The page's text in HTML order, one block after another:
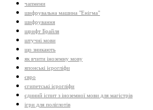
чапмени
шифрувальна машина "Енігма"
шифрування
шрифт Брайля
штучні мови
що зникають
як вчити іноземну мову
японські ієрогліфи
євро
єгипетські ієрогліфи
єдиний іспит з іноземної мови для магістрів
ігри для поліглотів